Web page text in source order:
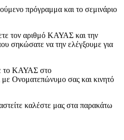
πρόγραμμα και το σεμινάριο
τον αριθμό ΚΑΥΑΣ και την
σηκώσατε να την ελέγξουμε για
το ΚΑΥΑΣ στο
Ονοματεπώνυμο σας και κινητό
καλέστε μας στα παρακάτω